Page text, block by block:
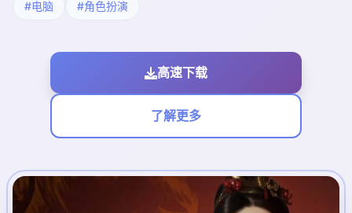
#电脑 #角色扮演
高速下载
了解更多